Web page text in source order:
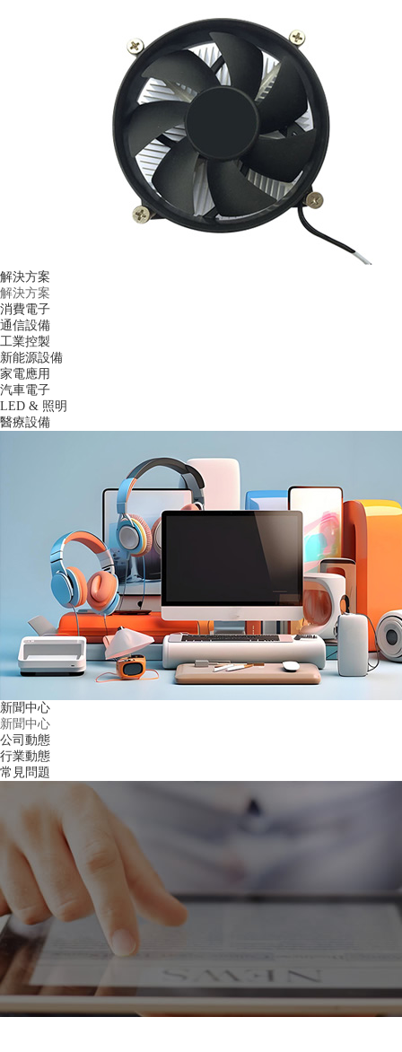
解決方案
解決方案
消費電子
通信設備
工業控製
新能源設備
家電應用
汽車電子
LED & 照明
醫療設備
新聞中心
新聞中心
公司動態
行業動態
常見問題